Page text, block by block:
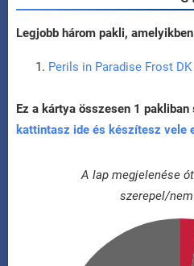
Legjobb három pakli,
Perils in Paradise Frost DK
Ez a kártya összesen 1
kattintasz ide és készítesz vele
A lap megjelenése
szerepel/